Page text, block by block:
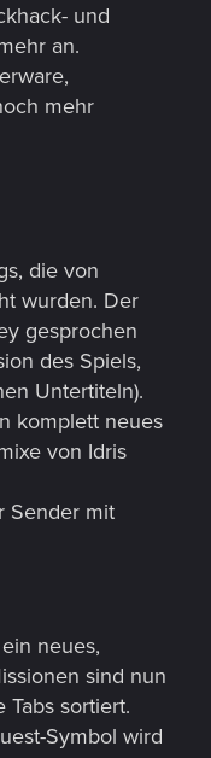
und
an.
mehr
die von
wurden. Der
gesprochen
des Spiels,
Untertiteln).
komplett neues
von Idris
Sender mit
neues,
sind nun
Tabs sortiert.
Symbol wird